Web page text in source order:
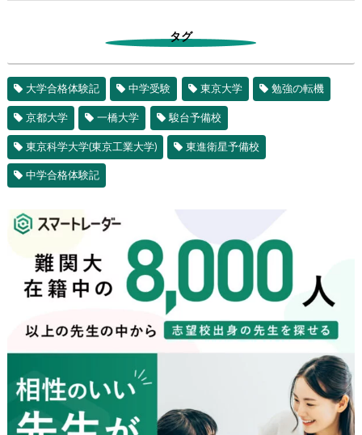
タグ
大学合格体験記 中学受験 東京大学 勉強の転機
京都大学 一橋大学 駿台予備校
東京科学大学(東京工業大学) 東進衛星予備校
中学合格体験記